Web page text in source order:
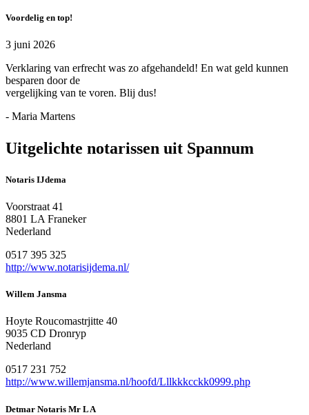
Voordelig en top!
3 juni 2026
Verklaring van erfrecht was zo afgehandeld! En wat geld kunnen
besparen door de
vergelijking van te voren. Blij dus!
- Maria Martens
Uitgelichte notarissen uit Spannum
Notaris IJdema
Voorstraat 41
8801 LA Franeker
Nederland
0517 395 325
http://www.notarisijdema.nl/
Willem Jansma
Hoyte Roucomastrjitte 40
9035 CD Dronryp
Nederland
0517 231 752
http://www.willemjansma.nl/hoofd/Lllkkkcckk0999.php
Detmar Notaris Mr L A